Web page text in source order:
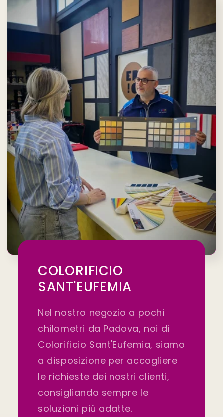
COLORIFICIO
SANT'EUFEMIA
Nel nostro negozio a pochi
chilometri da Padova, noi di
Colorificio Sant'Eufemia, siamo
a disposizione per accogliere
le richieste dei nostri clienti,
consigliando sempre le
soluzioni più adatte.